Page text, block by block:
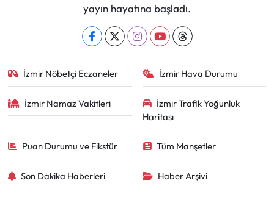
yayın hayatına başladı.
İzmir Nöbetçi Eczaneler İzmir Hava Durumu
İzmir Namaz Vakitleri
İzmir Trafik Yoğunluk
Haritası
Puan Durumu ve Fikstür Tüm Manşetler
Son Dakika Haberleri Haber Arşivi